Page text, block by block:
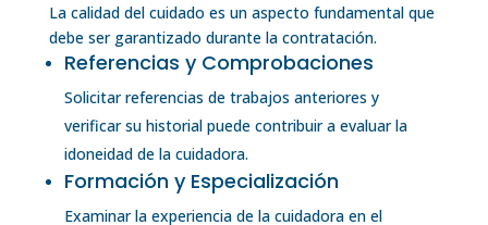
La calidad del cuidado es un aspecto fundamental que
debe ser garantizado durante la contratación.
Referencias y Comprobaciones
Solicitar referencias de trabajos anteriores y
verificar su historial puede contribuir a evaluar la
idoneidad de la cuidadora.
Formación y Especialización
Examinar la experiencia de la cuidadora en el